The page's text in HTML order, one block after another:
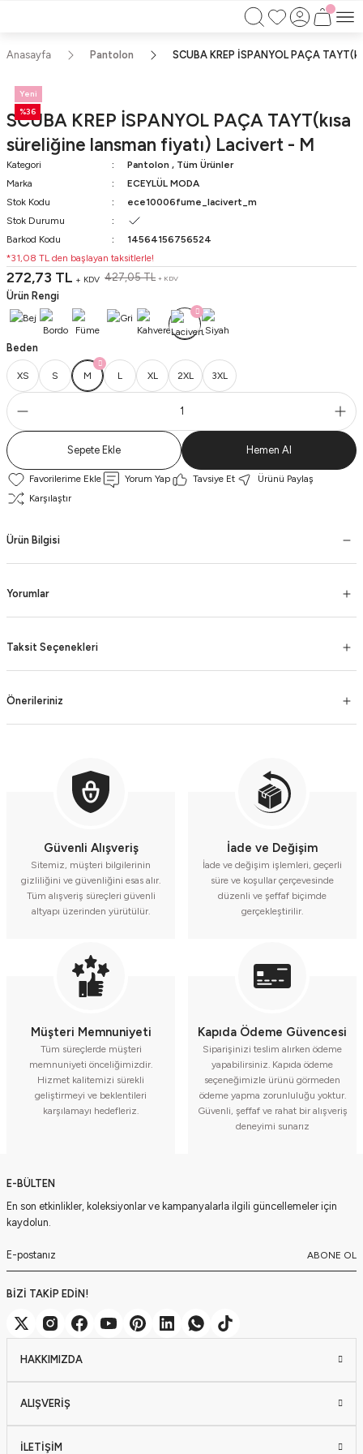
750TL ÜZERİ ALIŞVERİŞLERİNİZDE KARGO BEDAVA!!
Anasayfa Pantolon SCUBA KREP İSPANYOL PAÇA
Yeni
%36
SCUBA KREP İSPANYOL PAÇA TAYT(kısa
süreliğine lansman fiyatı) Lacivert - M
Kategori Pantolon , Tüm Ürünler
Marka
ECEYLÜL MODA
Stok Kodu
ece10006fume_lacivert_m
Stok Durumu
Barkod Kodu
14564156756524
*31,08 TL den başlayan taksitlerle!
272,73 TL + KDV 427,05 TL + KDV
Ürün Rengi
Beden
XS S M L XL 2XL 3XL
Sepete Ekle Hemen Al
Yorum Yap Tavsiye Et
Ürünü Paylaş
Karşılaştır
Ürün Bilgisi
Yorumlar
Taksit Seçenekleri
Önerileriniz
Güvenli Alışveriş
Sitemiz, müşteri bilgilerinin
gizliliğini ve güvenliğini esas alır.
Tüm alışveriş süreçleri güvenli
altyapı üzerinden yürütülür.
İade ve Değişim
İade ve değişim işlemleri, geçerli
süre ve koşullar çerçevesinde
düzenli ve şeffaf biçimde
gerçekleştirilir.
Müşteri Memnuniyeti
Tüm süreçlerde müşteri
memnuniyeti önceliğimizdir.
Hizmet kalitemizi sürekli
geliştirmeyi ve beklentileri
karşılamayı hedefleriz.
Kapıda Ödeme Güvencesi
Siparişinizi teslim alırken ödeme
yapabilirsiniz. Kapıda ödeme
seçeneğimizle ürünü görmeden
ödeme yapma zorunluluğu yoktur.
Güvenli, şeffaf ve rahat bir alışveriş
deneyimi sunarız
E-BÜLTEN
En son etkinlikler, koleksiyonlar ve kampanyalarla ilgili güncellemeler için
kaydolun.
ABONE OL
BİZİ TAKİP EDİN!
HAKKIMIZDA
ALIŞVERİŞ
İLETİŞİM